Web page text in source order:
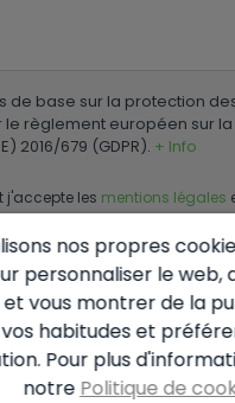
de base sur la protection
le règlement européen sur
2016/679 (GDPR). + Info
j'accepte les mentions légales
les envois commerciaux
Envoyer la demande
nos propres
personnaliser le web,
vous montrer de la
habitudes et
Pour plus
notre Politique de